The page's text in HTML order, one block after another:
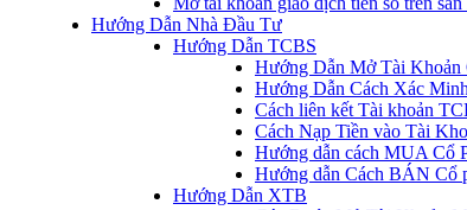
Hướng Dẫn Nhà Đầu Tư
Hướng Dẫn TCBS
Hướng Dẫn Mở Tài Khoản
Hướng Dẫn Cách Xác
Cách liên kết Tài khoản
Cách Nạp Tiền vào Tài
Hướng dẫn cách MUA Cổ
Hướng dẫn Cách BÁN Cổ
Hướng Dẫn XTB